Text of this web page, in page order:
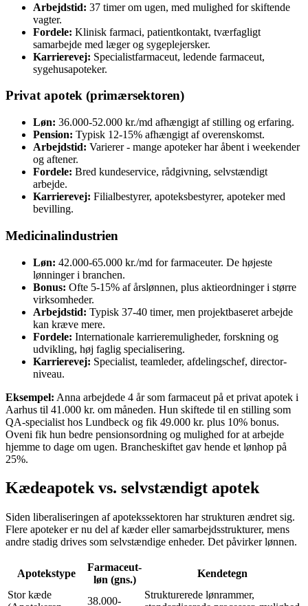
Arbejdstid: 37 timer om ugen, med mulighed for skiftende
vagter.
Fordele: Klinisk farmaci, patientkontakt, tværfagligt
samarbejde med læger og sygeplejersker.
Karrierevej: Specialistfarmaceut, ledende farmaceut,
sygehusapoteker.
Privat apotek (primærsektoren)
Løn: 36.000-52.000 kr./md afhængigt af stilling og erfaring.
Pension: Typisk 12-15% afhængigt af overenskomst.
Arbejdstid: Varierer - mange apoteker har åbent i weekender
og aftener.
Fordele: Bred kundeservice, rådgivning, selvstændigt
arbejde.
Karrierevej: Filialbestyrer, apoteksbestyrer, apoteker med
bevilling.
Medicinalindustrien
Løn: 42.000-65.000 kr./md for farmaceuter. De højeste
lønninger i branchen.
Bonus: Ofte 5-15% af årslønnen, plus aktieordninger i større
virksomheder.
Arbejdstid: Typisk 37-40 timer, men projektbaseret arbejde
kan kræve mere.
Fordele: Internationale karrieremuligheder, forskning og
udvikling, høj faglig specialisering.
Karrierevej: Specialist, teamleder, afdelingschef, director-
niveau.
Eksempel: Anna arbejdede 4 år som farmaceut på et privat apotek i
Aarhus til 41.000 kr. om måneden. Hun skiftede til en stilling som
QA-specialist hos Lundbeck og fik 49.000 kr. plus 10% bonus.
Oveni fik hun bedre pensionsordning og mulighed for at arbejde
hjemme to dage om ugen. Brancheskiftet gav hende et lønhop på
25%.
Kædeapotek vs. selvstændigt apotek
Siden liberaliseringen af apotekssektoren har strukturen ændret sig.
Flere apoteker er nu del af kæder eller samarbejdsstrukturer, mens
andre stadig drives som selvstændige enheder. Det påvirker lønnen.
Apotekstype
Farmaceut-
løn (gns.)
Kendetegn
Stor kæde
38.000-
Strukturerede lønrammer,